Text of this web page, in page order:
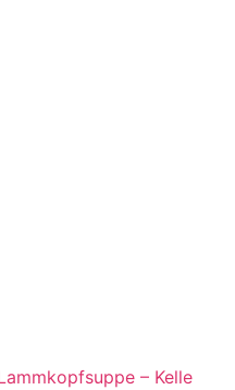
– Kelle